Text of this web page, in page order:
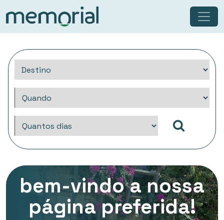
bem-vindo a nossa
página preferida!